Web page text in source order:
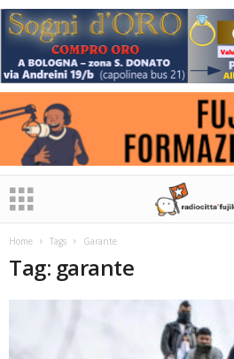
Home Tags Garante
Tag: garante